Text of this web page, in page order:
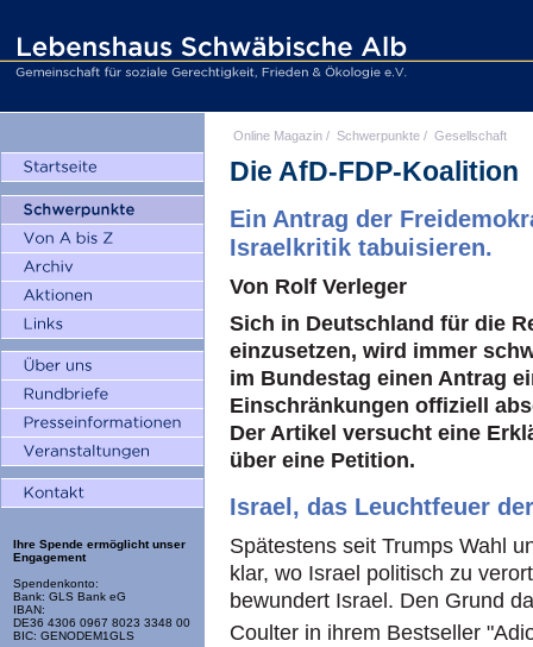
Ihre Spende ermöglicht unser
Engagement
Spendenkonto:
Bank: GLS Bank eG
IBAN:
DE36 4306 0967 8023 3348 00
BIC: GENODEM1GLS
Online Magazin / Schwerpunkte / Gesellschaft
Die AfD-FDP-Koalition
Ein Antrag der
Israelkritik tabuisieren.
Von Rolf Verleger
Sich in Deutschland für die
einzusetzen, wird immer
im Bundestag einen Antrag
Einschränkungen offiziell
Der Artikel versucht eine
über eine Petition.
Israel, das Leuchtfeuer
Spätestens seit Trumps Wahl
klar, wo Israel politisch zu
bewundert Israel. Den Grund
Coulter in ihrem Bestseller